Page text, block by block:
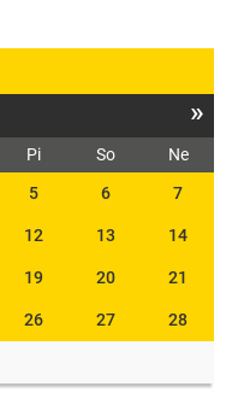
»
Pi So
Ne
5 6 7
12 13 14
19 20 21
26 27 28